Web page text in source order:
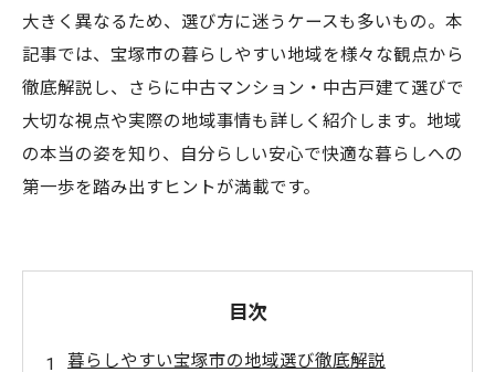
大きく異なるため、選び方に迷うケースも多いもの。本
記事では、宝塚市の暮らしやすい地域を様々な観点から
徹底解説し、さらに中古マンション・中古戸建て選びで
大切な視点や実際の地域事情も詳しく紹介します。地域
の本当の姿を知り、自分らしい安心で快適な暮らしへの
第一歩を踏み出すヒントが満載です。
目次
暮らしやすい宝塚市の地域選び徹底解説